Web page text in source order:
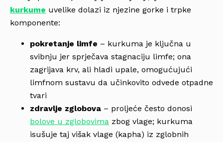
kurkume uvelike dolazi iz njezine gorke i trpke
komponente:
pokretanje limfe – kurkuma je ključna u
svibnju jer sprječava stagnaciju limfe; ona
zagrijava krv, ali hladi upale, omogućujući
limfnom sustavu da učinkovito odvede otpadne
tvari
zdravlje zglobova – proljeće često donosi
bolove u zglobovima zbog vlage; kurkuma
isušuje taj višak vlage (kapha) iz zglobnih